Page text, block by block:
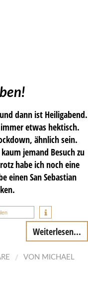
dann ist Heiligabend.
etwas hektisch.
ähnlich sein.
jemand Besuch zu
habe ich noch eine
einen San Sebastian
Weiterlesen...
/ VON MICHAEL